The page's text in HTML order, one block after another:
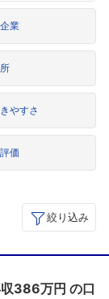
業
やすさ
価
絞り込み
386万円 の口